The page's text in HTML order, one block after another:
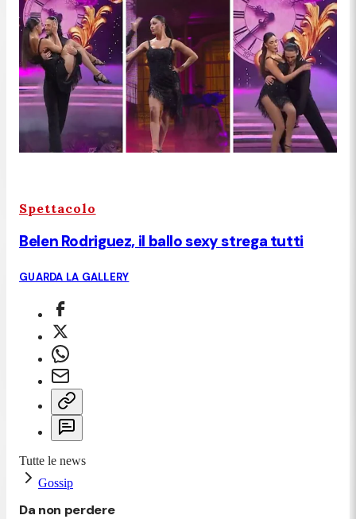
Spettacolo
Belen Rodriguez, il ballo sexy strega tutti
GUARDA LA GALLERY
Tutte le news
Gossip
Da non perdere